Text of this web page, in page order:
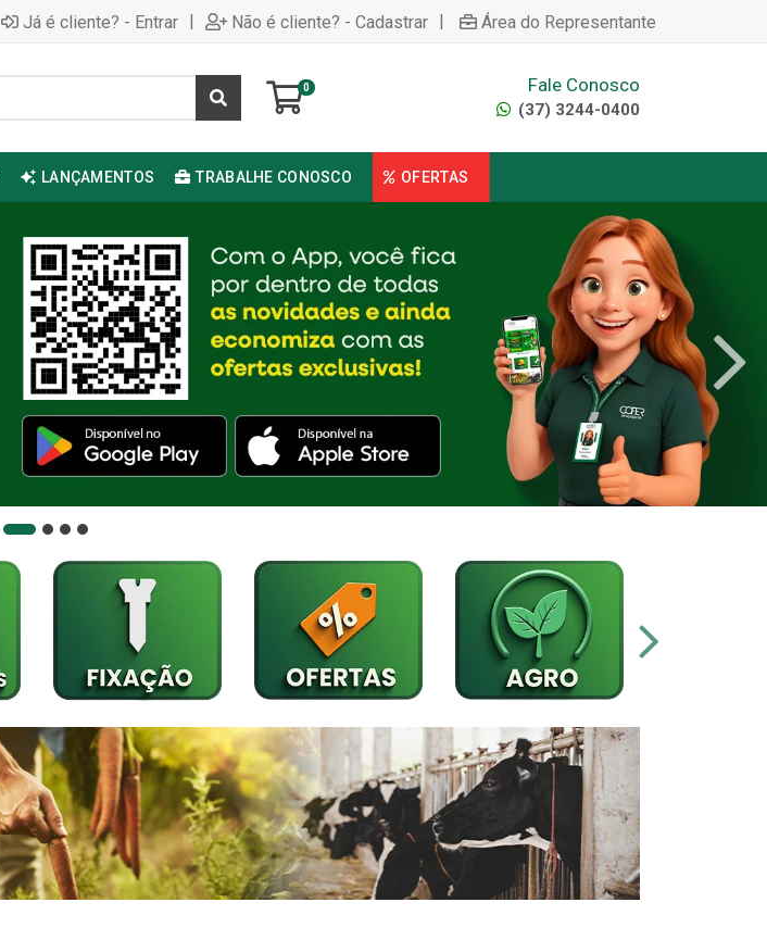
Já é cliente? - Entrar | Não é cliente? - Cadastrar | Área do Representante
0 Fale Conosco
(37) 3244-0400
LANÇAMENTOS TRABALHE CONOSCO OFERTAS